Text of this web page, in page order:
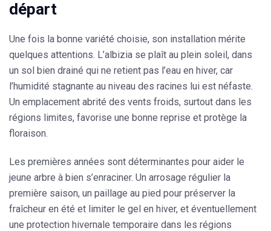
départ
Une fois la bonne variété choisie, son installation mérite
quelques attentions. L’albizia se plaît au plein soleil, dans
un sol bien drainé qui ne retient pas l’eau en hiver, car
l’humidité stagnante au niveau des racines lui est néfaste.
Un emplacement abrité des vents froids, surtout dans les
régions limites, favorise une bonne reprise et protège la
floraison.
Les premières années sont déterminantes pour aider le
jeune arbre à bien s’enraciner. Un arrosage régulier la
première saison, un paillage au pied pour préserver la
fraîcheur en été et limiter le gel en hiver, et éventuellement
une protection hivernale temporaire dans les régions